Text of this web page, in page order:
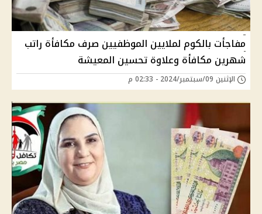
مفاجأت بالكوم لملايين الموظفيين صرف مكافأة راتب
شهرين مكافأة وعلاوة تحسين المعيشة
الإثنين 09/سبتمبر/2024 - 02:33 م